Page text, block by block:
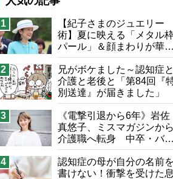
市
猫が母になつきません
息子の遠距離介護サバイバル術
兄がボケました
便利なサービス
予防法
1
【紀子さまのジュエリー
術】夏に映える「メタル
パール」＆顔まわりが華や
ぐ「揺れる一粒」の使い
け方
2
兄がボケました～認知症と
介護と老後と「第84回『
別送達』が届きました」
3
《電撃引退から6年》岩佐
真悠子、ミスマガジンから
介護職へ転身 中卒・バイ
ト経験ゼロの彼女が見つ
た“居場所”「社会の役に立
ちながら自分らしくいられ
4
認知症の母が自分の名前を
書けない！衝撃を受けた息